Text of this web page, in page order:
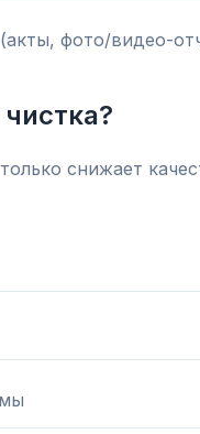
фото/видео-
снижает